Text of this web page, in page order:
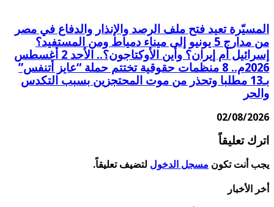
المسيّرة تعيد فتح ملف الرصد والإنذار والدفاع في مصر
من مدارج 5 يونيو إلى ميناء دمياط ومن المستفيد؟
إسرائيل أم إيران؟ وأين الأوكتاجون؟.. الأحد 2 أغسطس
2026م.. 8 منظمات حقوقية تختتم حملة “عايز أتنفس”
بـ13 مطلبا وتحذر من موت المحتجزين بسبب التكدس
والحر
02/08/2026
اترك تعليقاً
يجب أنت تكون مسجل الدخول لتضيف تعليقاً.
أخر الأخبار